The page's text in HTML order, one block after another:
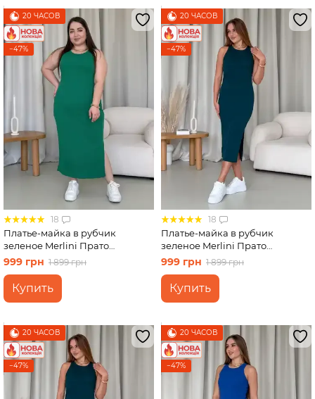
20 ЧАСОВ
−47%
18
Платье-майка в рубчик
зеленое Merlini Прато
700001528 размер 2XL-3XL
999 грн 1 899 грн
Купить
20 ЧАСОВ
−47%
18
Платье-майка в рубчик
зеленое Merlini Прато
700001525 размер S-M
999 грн 1 899 грн
Купить
20 ЧАСОВ
−47%
20 ЧАСОВ
−47%